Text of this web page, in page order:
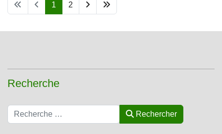
1 2
Recherche
Rechercher Rechercher